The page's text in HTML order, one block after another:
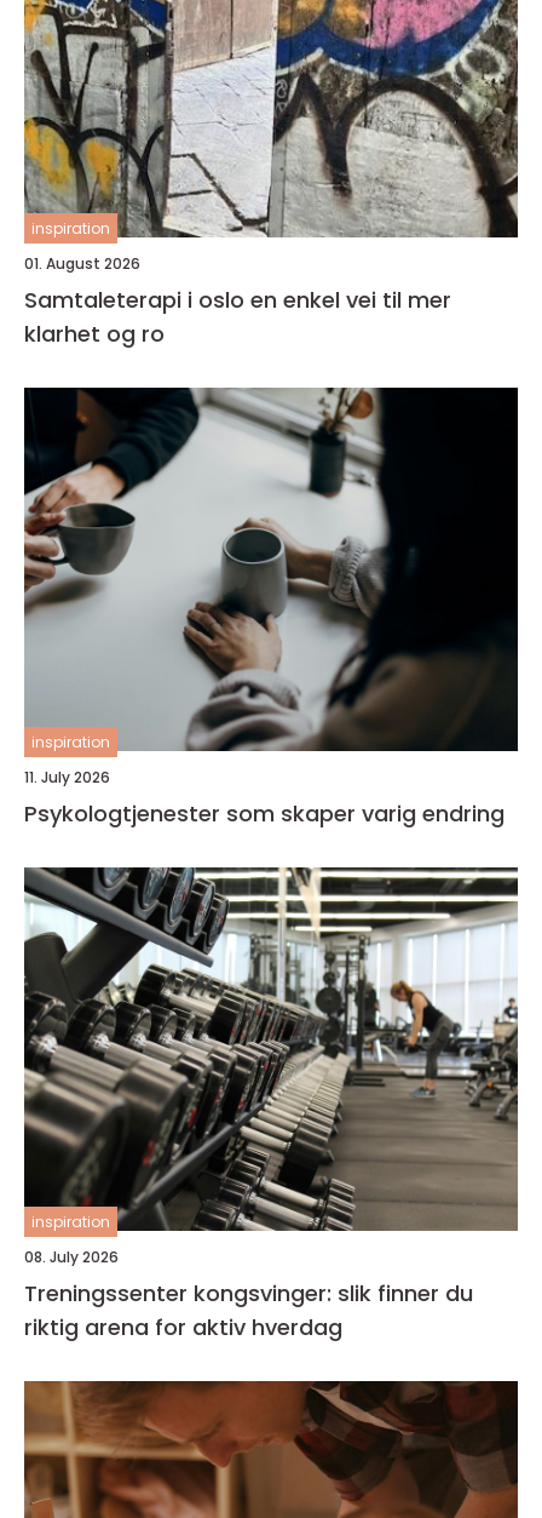
inspiration
01. August 2026
Samtaleterapi i oslo en enkel vei til mer
klarhet og ro
inspiration
11. July 2026
Psykologtjenester som skaper varig endring
inspiration
08. July 2026
Treningssenter kongsvinger: slik finner du
riktig arena for aktiv hverdag